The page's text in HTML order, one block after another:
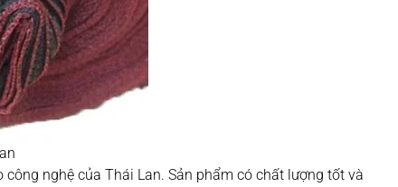
nghệ của Thái Lan. Sản phẩm có chất lượng tốt và